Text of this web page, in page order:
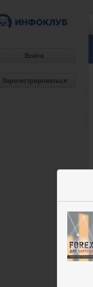
Войти
Зарегистрироваться